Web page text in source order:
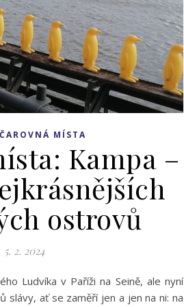
ČAROVNÁ MÍSTA
Kampa –
ostrovů
5. 2. 2024
Ludvíka v Paříži na Seině, ale nyní
slávy, ať se zaměří jen a jen na ni: na